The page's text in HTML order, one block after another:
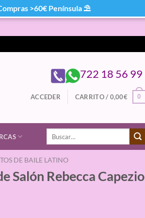
722 18 56 99
ACCEDER CARRITO / 0,00€ 0
Buscar
DE BAILE LATINO
Salón Rebecca Capezio
>60€ Península ⛱